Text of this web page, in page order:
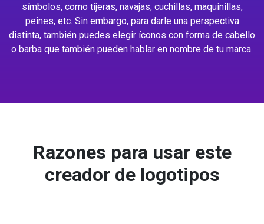
símbolos, como tijeras, navajas, cuchillas, maquinillas,
peines, etc. Sin embargo, para darle una perspectiva
distinta, también puedes elegir íconos con forma de cabello
o barba que también pueden hablar en nombre de tu marca.
Razones para usar este
creador de logotipos